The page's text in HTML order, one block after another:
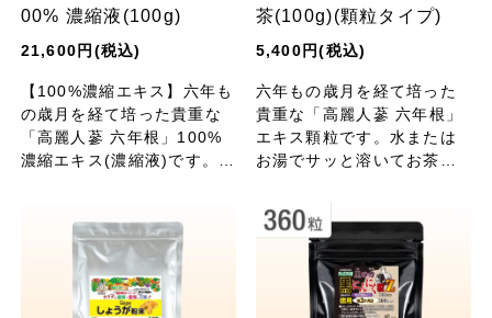
00% 濃縮液(100g)
21,600円(税込)
【100%濃縮エキス】六年も
の歳月を経て培った貴重な
「高麗人蔘 六年根」100%
濃縮エキス(濃縮液)です。有
ください。本場、大韓民国
茶(100g)(顆粒タイプ)
5,400円(税込)
六年もの歳月を経て培った
貴重な「高麗人蔘 六年根」
エキス顆粒です。水または
お湯でサッと溶いてお茶
含有。毎日の健康習慣にお
役立てください。本場、大
韓民国産。